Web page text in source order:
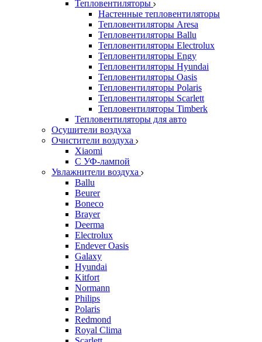
Тепловентиляторы
Настенные тепловентиляторы
Тепловентиляторы Aresa
Тепловентиляторы Ballu
Тепловентиляторы Electrolux
Тепловентиляторы Engy
Тепловентиляторы Hyundai
Тепловентиляторы Oasis
Тепловентиляторы Polaris
Тепловентиляторы Scarlett
Тепловентиляторы Timberk
Тепловентиляторы для авто
Осушители воздуха
Очистители воздуха
Xiaomi
С УФ-лампой
Увлажнители воздуха
Ballu
Beurer
Boneco
Brayer
Deerma
Electrolux
Endever Oasis
Galaxy
Hyundai
Kitfort
Normann
Philips
Polaris
Redmond
Royal Clima